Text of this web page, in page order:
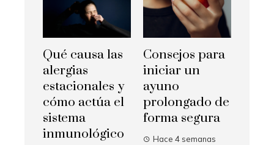
Qué causa las
alergias
estacionales y
cómo actúa el
sistema
inmunológico
Consejos para
iniciar un
ayuno
prolongado de
forma segura
Hace 4 semanas